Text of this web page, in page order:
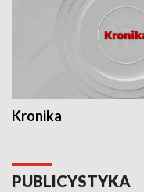
Kronika
PUBLICYSTYKA